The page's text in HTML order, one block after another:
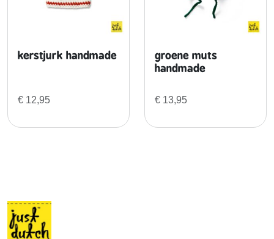
kerstjurk handmade
€ 12,95
groene muts
handmade
€ 13,95